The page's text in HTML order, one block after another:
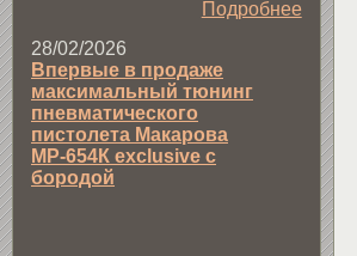
Подробнее
28/02/2026
Впервые в продаже
максимальный тюнинг
пневматического
пистолета Макарова
МР-654К exclusive с
бородой